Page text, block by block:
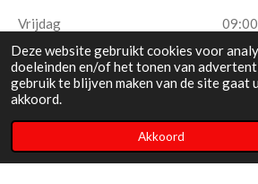
Deze website gebruikt cookies voor
doeleinden en/of het tonen van
gebruik te blijven maken van de site gaat
akkoord.
Akkoord
Vrijdag
Zaterdag
Zondag
Telefoonnummer